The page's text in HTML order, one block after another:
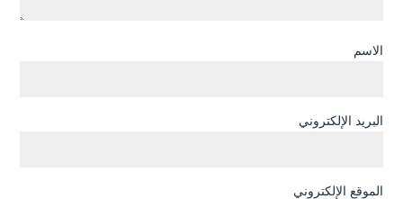
الاسم
البريد الإلكتروني
الموقع الإلكتروني